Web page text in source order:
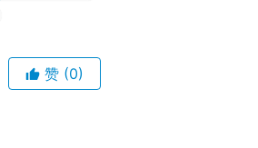
赞 (0)